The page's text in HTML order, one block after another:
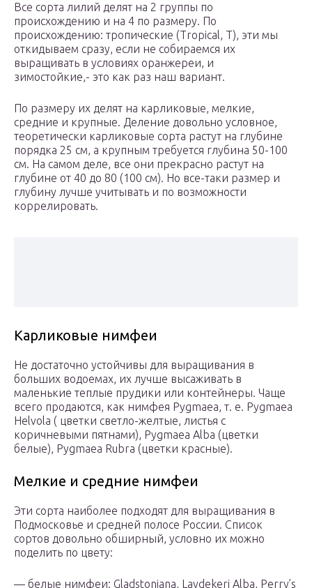
Все сорта лилий делят на 2 группы по
происхождению и на 4 по размеру. По
происхождению: тропические (Tropical, T), эти мы
откидываем сразу, если не собираемся их
выращивать в условиях оранжереи, и
зимостойкие,- это как раз наш вариант.
По размеру их делят на карликовые, мелкие,
средние и крупные. Деление довольно условное,
теоретически карликовые сорта растут на глубине
порядка 25 см, а крупным требуется глубина 50-100
см. На самом деле, все они прекрасно растут на
глубине от 40 до 80 (100 см). Но все-таки размер и
глубину лучше учитывать и по возможности
коррелировать.
Карликовые нимфеи
Не достаточно устойчивы для выращивания в
больших водоемах, их лучше высаживать в
маленькие теплые прудики или контейнеры. Чаще
всего продаются, как нимфея Pygmaea, т. е. Pygmaea
Helvola ( цветки светло-желтые, листья с
коричневыми пятнами), Pygmaea Alba (цветки
белые), Pygmaea Rubra (цветки красные).
Мелкие и средние нимфеи
Эти сорта наиболее подходят для выращивания в
Подмосковье и средней полосе России. Список
сортов довольно обширный, условно их можно
поделить по цвету:
— белые нимфеи: Gladstoniana, Laydekeri Alba, Perry’s